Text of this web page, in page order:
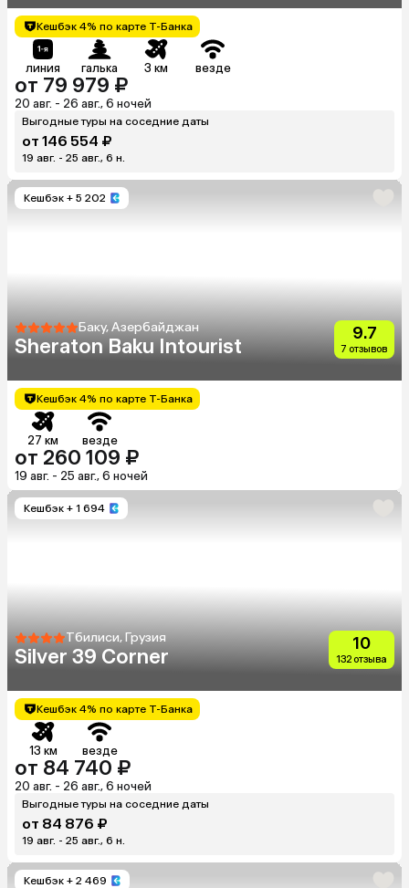
Кешбэк 4% по карте Т-Банка
линия галька 3 км везде
от 79 979 ₽
20 авг. - 26 авг., 6 ночей
Выгодные туры на соседние даты
от 146 554 ₽
19 авг. - 25 авг., 6 н.
Кешбэк + 5 202
Баку, Азербайджан
Sheraton Baku Intourist
9.7
7 отзывов
Кешбэк 4% по карте Т-Банка
27 км везде
от 260 109 ₽
19 авг. - 25 авг., 6 ночей
Кешбэк + 1 694
Тбилиси, Грузия
Silver 39 Corner
10
132 отзыва
Кешбэк 4% по карте Т-Банка
13 км везде
от 84 740 ₽
20 авг. - 26 авг., 6 ночей
Выгодные туры на соседние даты
от 84 876 ₽
19 авг. - 25 авг., 6 н.
Кешбэк + 2 469